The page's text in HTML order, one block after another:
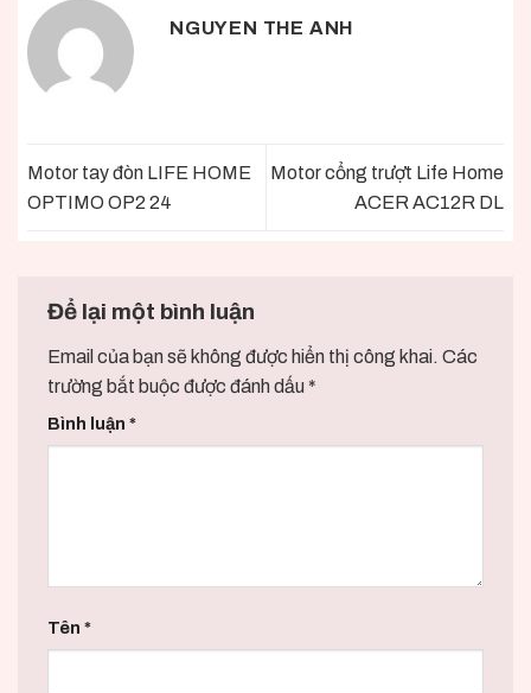
NGUYEN THE ANH
Motor tay đòn LIFE HOME
OPTIMO OP2 24
Motor cổng trượt Life Home
ACER AC12R DL
Để lại một bình luận
Email của bạn sẽ không được hiển thị công khai. Các
trường bắt buộc được đánh dấu *
Bình luận *
Tên *